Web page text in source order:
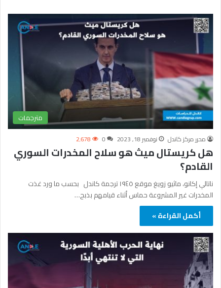
مترجمات
محرر مركز كاندل نوفمبر 18, 2023 0 2٬678
هل كريستال ميث هو سلاح المخدرات السوري
القادم؟
ناتالي إكانو، ماثيو زويغ موقع ١٩٤٥ ترجمة كاندل بحسب ما ورد غذت
المخدرات غير المشروعة حماس أثناء قيامهم بذبح…
أكمل القراءة »